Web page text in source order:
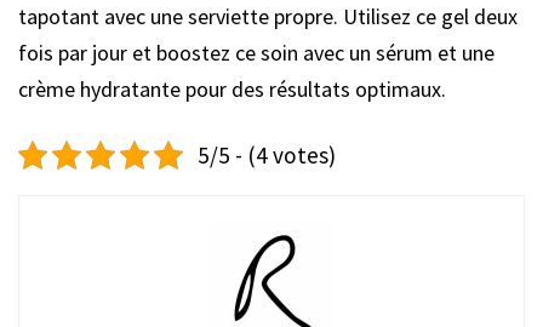
tapotant avec une serviette propre. Utilisez ce gel deux
fois par jour et boostez ce soin avec un sérum et une
crème hydratante pour des résultats optimaux.
5/5 - (4 votes)